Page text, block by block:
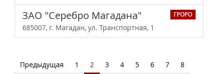
ГРОРО
ЗАО "Серебро Магадана"
685007, г. Магадан, ул. Транспортная, 1
Предыдущая 1 2 3 4 5 6 7 8